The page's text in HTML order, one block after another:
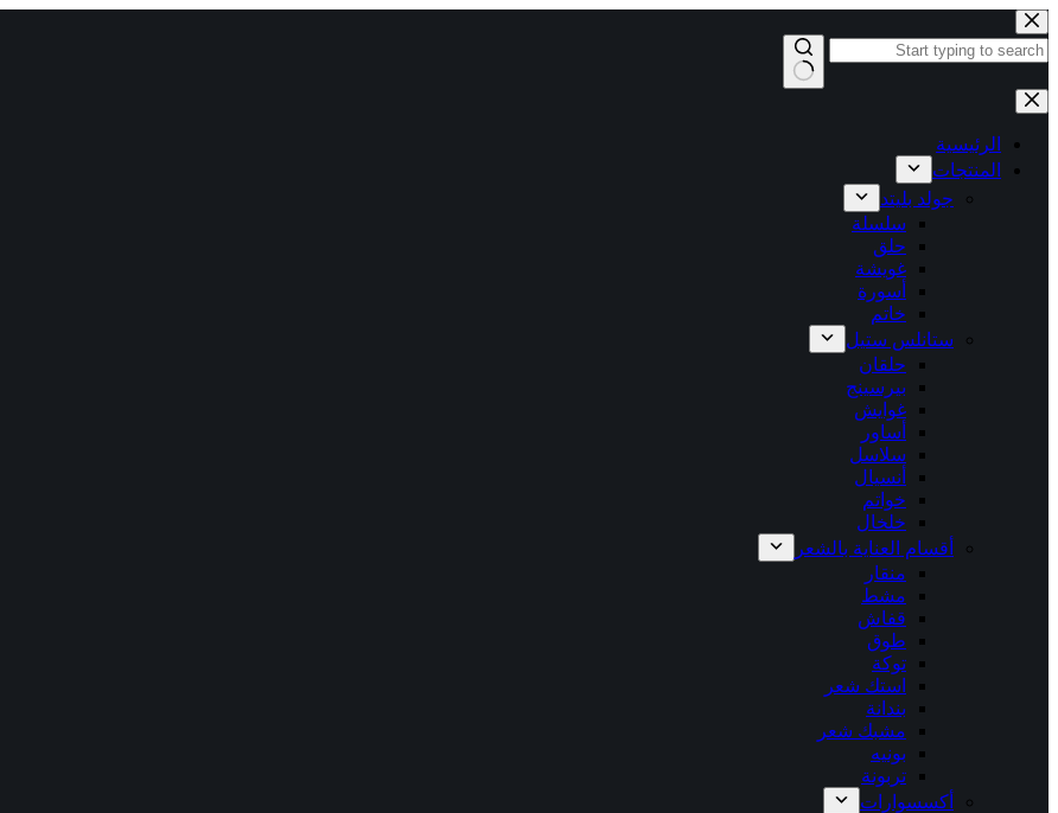
التجاوز
إلى
المحتوى
نتائج
الرئيسية
المنتجات
جولد بليتد
سلسلة
حلق
غويشة
أسورة
خاتم
ستانلس ستيل
حلقان
بيرسينج
غوايش
أساور
سلاسل
أنسيال
خواتم
خلخال
أقسام العناية بالشعر
منقار
مشط
قفاش
طوق
توكة
استك شعر
بندانة
مشبك شعر
بونيه
تربونة
أكسسوارات